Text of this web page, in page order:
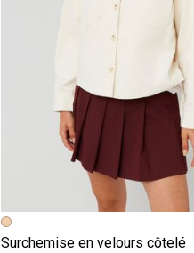
Surchemise en velours côtelé